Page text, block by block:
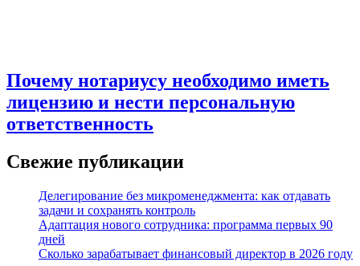
Почему нотариусу необходимо иметь
лицензию и нести персональную
ответственность
Свежие публикации
Делегирование без микроменеджмента: как отдавать
задачи и сохранять контроль
Адаптация нового сотрудника: программа первых 90
дней
Сколько зарабатывает финансовый директор в 2026 году